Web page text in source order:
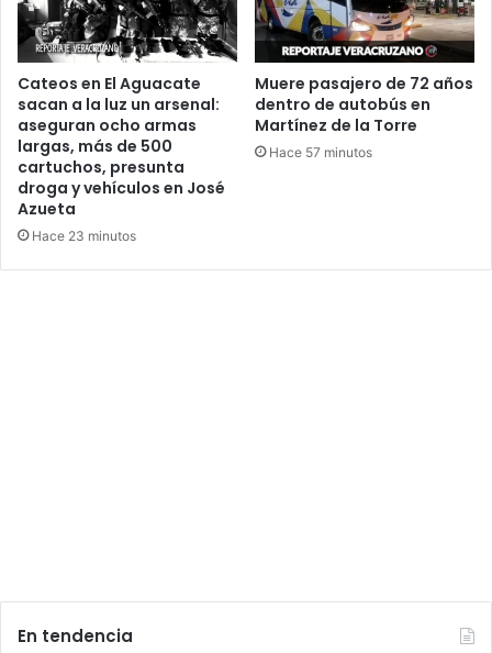
Cateos en El Aguacate
sacan a la luz un arsenal:
aseguran ocho armas
largas, más de 500
cartuchos, presunta
droga y vehículos en José
Azueta
Hace 23 minutos
Muere pasajero de 72 años
dentro de autobús en
Martínez de la Torre
Hace 57 minutos
En tendencia